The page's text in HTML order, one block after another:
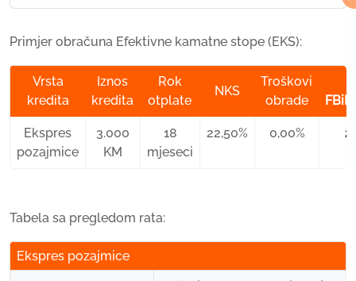
Primjer obračuna Efektivne kamatne stope (EKS):
Vrsta
kredita
Iznos
kredita
Rok
otplate
NKS
Troškovi
obrade
Ekspres
pozajmice
3.000
KM
18
mjeseci
22,50% 0,00%
Tabela sa pregledom rata:
Ekspres pozajmice